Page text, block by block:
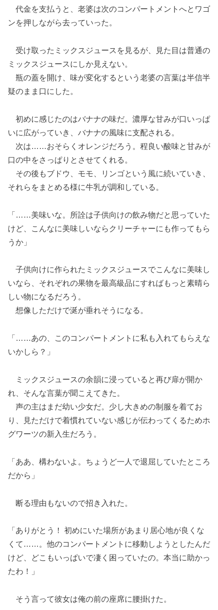
代金を支払うと、老婆は次のコンパートメントへとワゴ
ンを押しながら去っていった。
受け取ったミックスジュースを見るが、見た目は普通の
ミックスジュースにしか見えない。
瓶の蓋を開け、味が変化するという老婆の言葉は半信半
疑のまま口にした。
初めに感じたのはバナナの味だ。濃厚な甘みが口いっぱ
いに広がっていき、バナナの風味に支配される。
次は……おそらくオレンジだろう。程良い酸味と甘みが
口の中をさっぱりとさせてくれる。
その後もブドウ、モモ、リンゴという風に続いていき、
それらをまとめる様に牛乳が調和している。
「……美味いな。所詮は子供向けの飲み物だと思っていた
けど、こんなに美味しいならクリーチャーにも作ってもら
うか」
子供向けに作られたミックスジュースでこんなに美味し
いなら、それぞれの果物を最高級品にすればもっと素晴ら
しい物になるだろう。
想像しただけで涎が垂れそうになる。
「……あの、このコンパートメントに私も入れてもらえな
いかしら？」
ミックスジュースの余韻に浸っていると再び扉が開か
れ、そんな言葉が聞こえてきた。
声の主はまだ幼い少女だ。少し大きめの制服を着てお
り、見ただけで着慣れていない感じが伝わってくるためホ
グワーツの新入生だろう。
「ああ、構わないよ。ちょうど一人で退屈していたところ
だから」
断る理由もないので招き入れた。
「ありがとう！ 初めにいた場所があまり居心地が良くな
くて……。他のコンパートメントに移動しようとしたんだ
けど、どこもいっぱいで凄く困っていたの。本当に助かっ
たわ！」
そう言って彼女は俺の前の座席に腰掛けた。